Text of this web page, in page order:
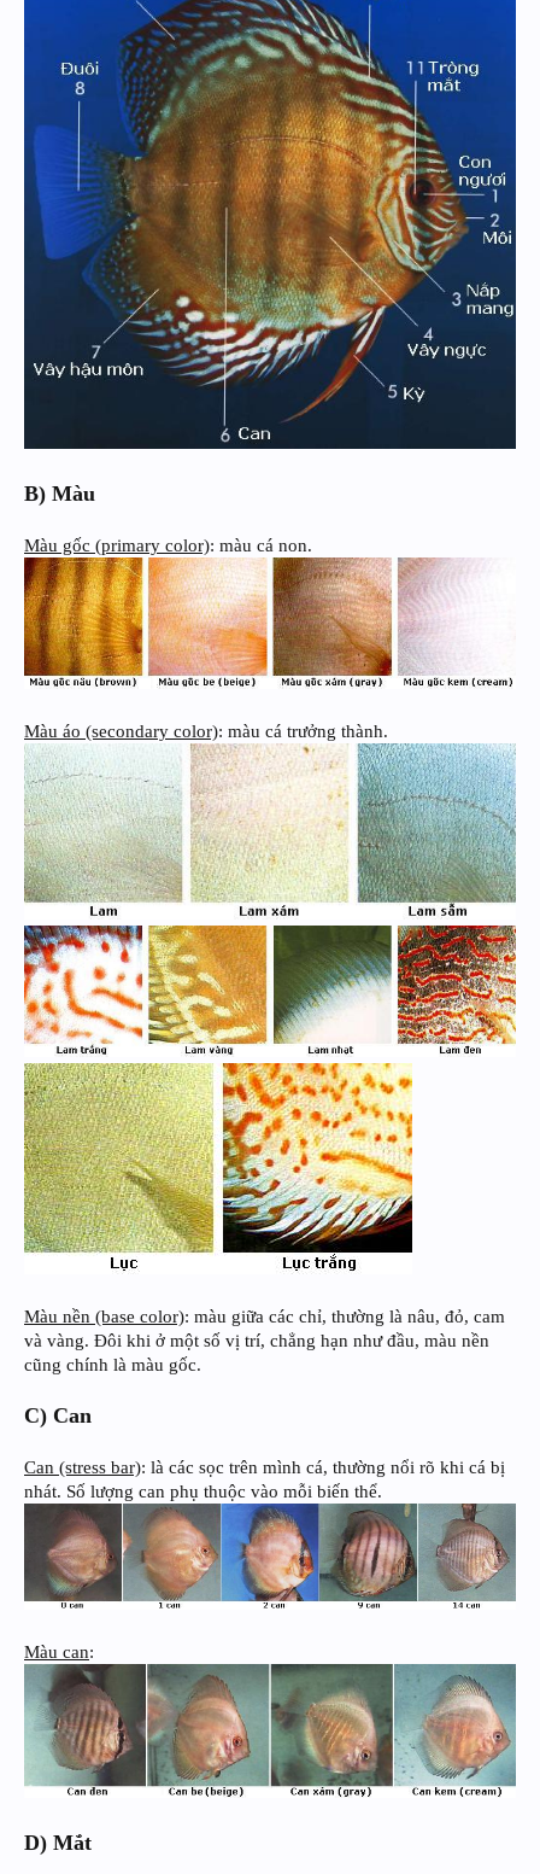
B) Màu
Màu gốc (primary color): màu cá non.
Màu áo (secondary color): màu cá trưởng thành.
Màu nền (base color): màu giữa các chỉ, thường là nâu, đỏ, cam
và vàng. Đôi khi ở một số vị trí, chẳng hạn như đầu, màu nền
cũng chính là màu gốc.
C) Can
Can (stress bar): là các sọc trên mình cá, thường nổi rõ khi cá bị
nhát. Số lượng can phụ thuộc vào mỗi biến thể.
Màu can:
D) Mắt